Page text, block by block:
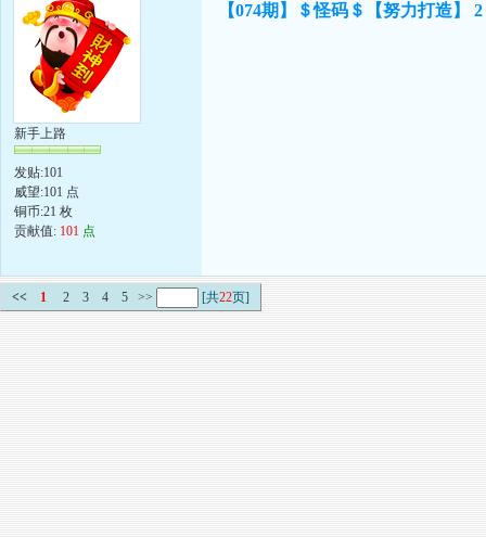
新手上路
发贴:101
威望:101 点
铜币:21 枚
贡献值: 101 点
【074期】＄怪码＄【努力打造】
<< 1 2 3 4 5 >> [共22页]